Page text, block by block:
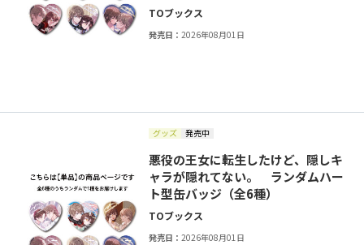
TOブックス
発売日：2026年08月01日
グッズ 発売中
悪役の王女に転生したけど、隠しキ
ャラが隠れてない。 ランダムハー
ト型缶バッジ（全6種）
TOブックス
発売日：2026年08月01日